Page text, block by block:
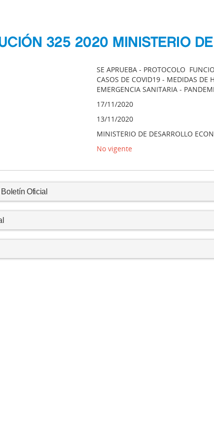
325 2020 MINISTERIO
SE APRUEBA - PROTOCOLO
CASOS DE COVID19 - MEDIDAS DE
EMERGENCIA SANITARIA -
17/11/2020
13/11/2020
MINISTERIO DE DESARROLLO
No vigente
Oficial